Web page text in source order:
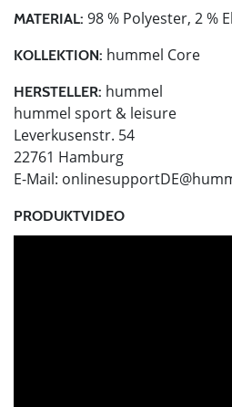
MATERIAL: 98 % Polyester, 2 %
KOLLEKTION: hummel Core
HERSTELLER: hummel
hummel sport & leisure
Leverkusenstr. 54
22761 Hamburg
E-Mail:
PRODUKTVIDEO